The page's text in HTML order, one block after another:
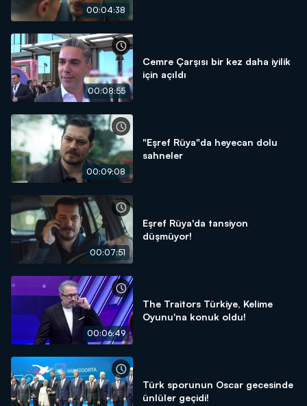
00:04:38
00:08:55
Cemre Çarşısı bir kez daha iyilik
için açıldı
00:09:08
"Eşref Rüya"da heyecan dolu
sahneler
00:07:51
Eşref Rüya'da tansiyon
düşmüyor!
00:06:49
The Traitors Türkiye, Kelime
Oyunu'na konuk oldu!
Türk sporunun Oscar gecesinde
ünlüler geçidi!